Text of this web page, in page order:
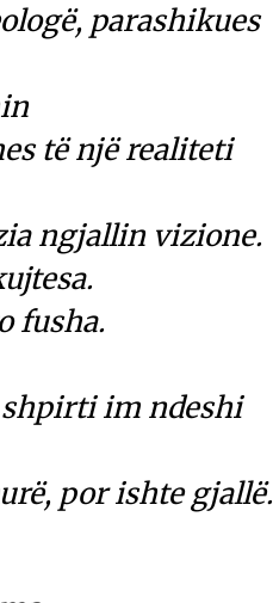
parashikues
të një realiteti
ngjallin vizione.
fusha.
im ndeshi
por ishte gjallë.